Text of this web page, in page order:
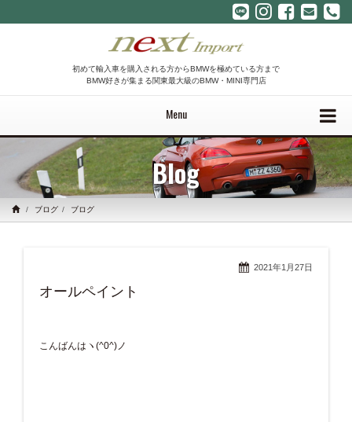
初めて輸入車を購入される方からBMWを極めている方まで
BMW好きが集まる関東最大級のBMW・MINI専門店
Menu
Blog
ブログ ブログ
2021年1月27日
オールペイント
こんばんはヽ(^0^)ノ